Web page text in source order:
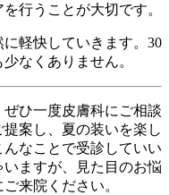
行うことが大切です。
軽快していきます。30
なくありません。
ひ一度皮膚科にご相談
案し、夏の装いを楽し
なことで受診していい
ますが、見た目のお悩
来院ください。